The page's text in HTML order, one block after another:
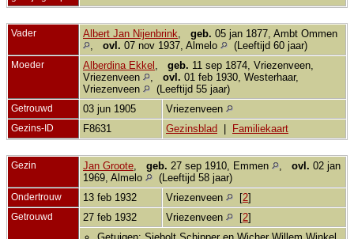
Vader Albert Jan Nijenbrink geb. 05 jan 1877, Ambt Ommen
ovl. 07 nov 1937, Almelo (Leeftijd 60 jaar)
Moeder Alberdina Ekkel geb. 11 sep 1874, Vriezenveen,
Vriezenveen
ovl. 01 feb 1930, Westerhaar,
Vriezenveen
(Leeftijd 55 jaar)
Getrouwd 03 jun 1905 Vriezenveen
Gezins-ID F8631 Gezinsblad Familiekaart
Gezin Jan Groote geb. 27 sep 1910, Emmen ovl. 02 jan
1969, Almelo
(Leeftijd 58 jaar)
Ondertrouw 13 feb 1932 Vriezenveen [2]
Getrouwd 27 feb 1932 Vriezenveen [2]